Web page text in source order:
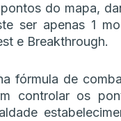
do mapa,
ser apenas 1
e Breakthrough.
fórmula de
controlar os